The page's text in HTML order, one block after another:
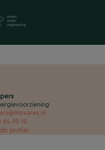
84 95 10
profiel